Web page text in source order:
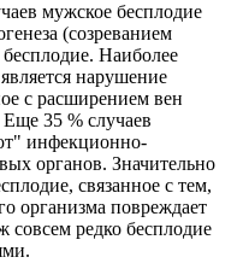
мужское бесплодие
(созреванием
Наиболее
нарушение
с расширением вен
35 % случаев
инфекционно-
органов. Значительно
связанное с тем,
организма повреждает
совсем редко бесплодие